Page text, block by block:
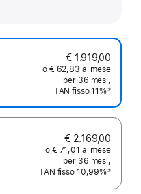
€ 1.919,00
o € 62,83 al mese
per 36 mesi,
TAN fisso 11%②
€ 2.169,00
o € 71,01 al mese
per 36 mesi,
TAN fisso 10,99%②